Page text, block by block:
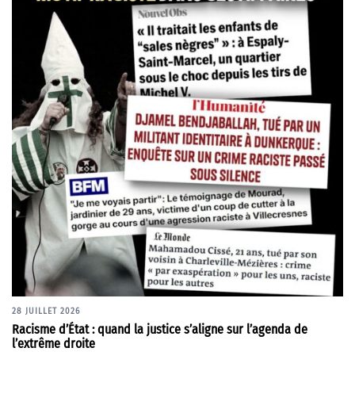
28 JUILLET 2026
Racisme d’État : quand la justice s’aligne sur l’agenda de
l’extrême droite